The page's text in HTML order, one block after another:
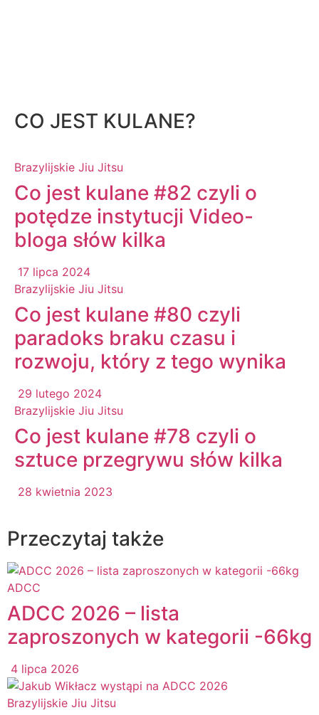
CO JEST KULANE?
Brazylijskie Jiu Jitsu
Co jest kulane #82 czyli o
potędze instytucji Video-
bloga słów kilka
17 lipca 2024
Brazylijskie Jiu Jitsu
Co jest kulane #80 czyli
paradoks braku czasu i
rozwoju, który z tego wynika
29 lutego 2024
Brazylijskie Jiu Jitsu
Co jest kulane #78 czyli o
sztuce przegrywu słów kilka
28 kwietnia 2023
Przeczytaj także
ADCC
ADCC 2026 – lista
zaproszonych w kategorii -66kg
4 lipca 2026
Brazylijskie Jiu Jitsu